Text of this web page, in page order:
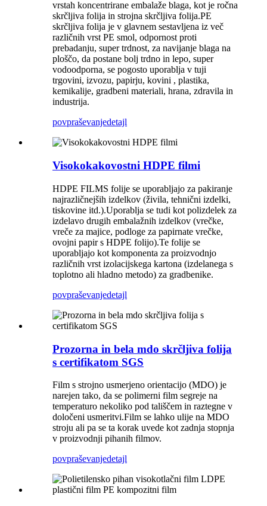
vrstah koncentrirane embalaže blaga, kot je ročna
skrčljiva folija in strojna skrčljiva folija.PE
skrčljiva folija je v glavnem sestavljena iz več
različnih vrst PE smol, odpornost proti
prebadanju, super trdnost, za navijanje blaga na
ploščo, da postane bolj trdno in lepo, super
vodoodporna, se pogosto uporablja v tuji
trgovini, izvozu, papirju, kovini , plastika,
kemikalije, gradbeni materiali, hrana, zdravila in
industrija.
povpraševanjedetajl
Visokokakovostni HDPE filmi
HDPE FILMS folije se uporabljajo za pakiranje
najrazličnejših izdelkov (živila, tehnični izdelki,
tiskovine itd.).Uporablja se tudi kot polizdelek za
izdelavo drugih embalažnih izdelkov (vrečke,
vreče za majice, podloge za papirnate vrečke,
ovojni papir s HDPE folijo).Te folije se
uporabljajo kot komponenta za proizvodnjo
različnih vrst izolacijskega kartona (izdelanega s
toplotno ali hladno metodo) za gradbenike.
povpraševanjedetajl
Prozorna in bela mdo skrčljiva folija
s certifikatom SGS
Film s strojno usmerjeno orientacijo (MDO) je
narejen tako, da se polimerni film segreje na
temperaturo nekoliko pod tališčem in raztegne v
določeni usmeritvi.Film se lahko ulije na MDO
stroju ali pa se ta korak uvede kot zadnja stopnja
v proizvodnji pihanih filmov.
povpraševanjedetajl